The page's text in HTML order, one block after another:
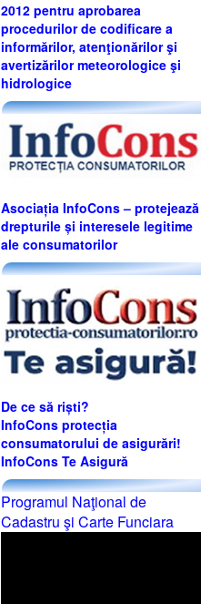
2012 pentru aprobarea
procedurilor de codificare a
informărilor, atenţionărilor şi
avertizărilor meteorologice şi
hidrologice
Asociația InfoCons – protejează
drepturile și interesele legitime
ale consumatorilor
De ce să riști?
InfoCons protecția
consumatorului de asigurări!
InfoCons Te Asigură
Programul Naţional de
Cadastru şi Carte Funciara